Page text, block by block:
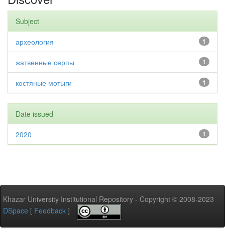
Subject
1
археология
1
жатвенные серпы
1
костяные мотыги
Date issued
1
2020
Khazar University Institutional Repository - Copyright © 2008-2023
DSpace [ Feedback ]